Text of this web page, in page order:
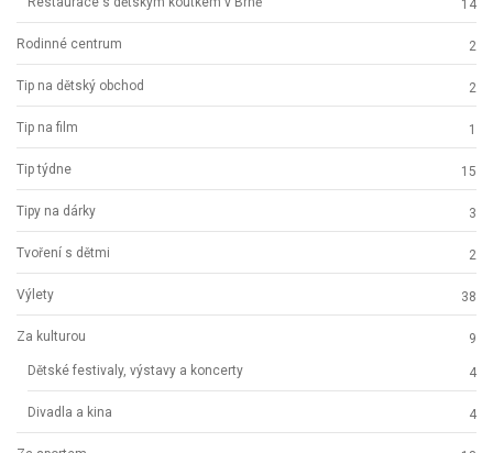
14
Rodinné centrum 2
Tip na dětský obchod 2
Tip na film 1
Tip týdne 15
Tipy na dárky 3
Tvoření s dětmi 2
Výlety 38
Za kulturou 9
Dětské festivaly, výstavy a koncerty 4
Divadla a kina 4